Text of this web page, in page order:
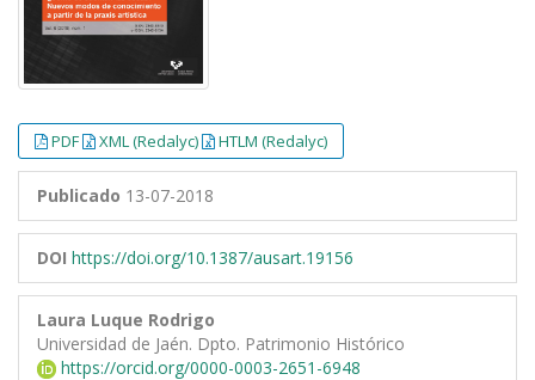
PDF XML (Redalyc) HTLM (Redalyc)
Publicado 13-07-2018
DOI https://doi.org/10.1387/ausart.19156
Laura Luque Rodrigo
Universidad de Jaén. Dpto. Patrimonio Histórico
https://orcid.org/0000-0003-2651-6948